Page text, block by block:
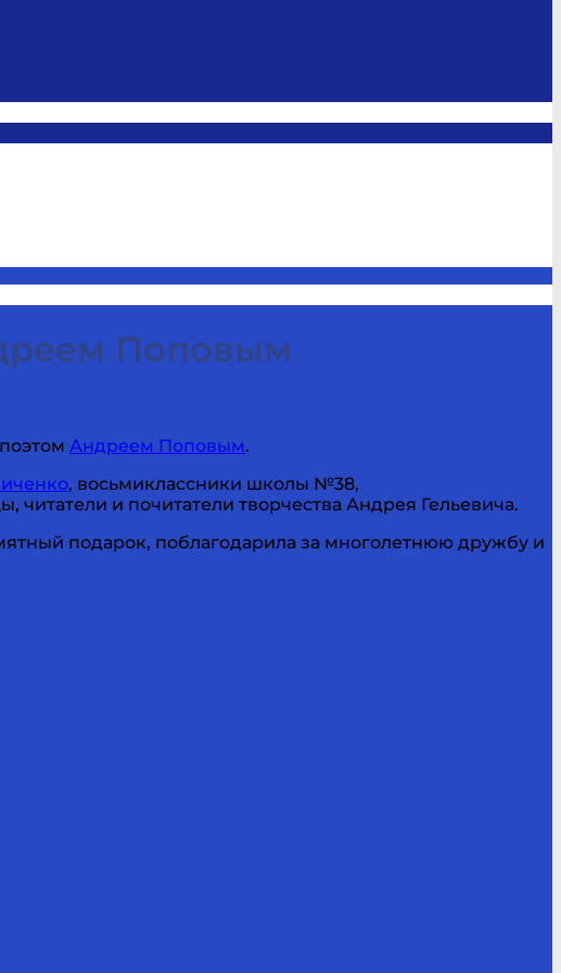
Поповым
Андреем Поповым.
, восьмиклассники школы №38,
читатели и почитатели творчества Андрея Гельевича.
подарок, поблагодарила за многолетнюю дружбу и